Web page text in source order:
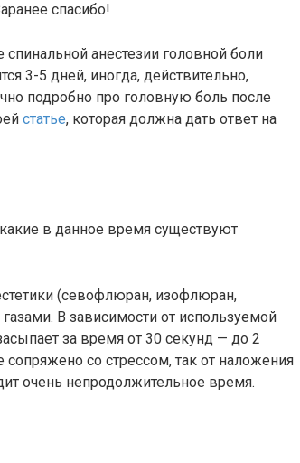
спасибо!
анестезии головной боли
3-5 дней, иногда, действительно,
подробно про головную боль после
статье, которая должна дать ответ на
в данное время существуют
(севофлюран, изофлюран,
В зависимости от используемой
за время от 30 секунд — до 2
со стрессом, так от наложения
очень непродолжительное время.